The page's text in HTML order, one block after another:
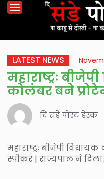
LATEST NEWS
महाराष्ट्रः
कोलंबर बने
दि संडे पोस्ट डेस्क
महाराष्ट्रः बीजेपी
स्पीकर | राज्यपाल ने